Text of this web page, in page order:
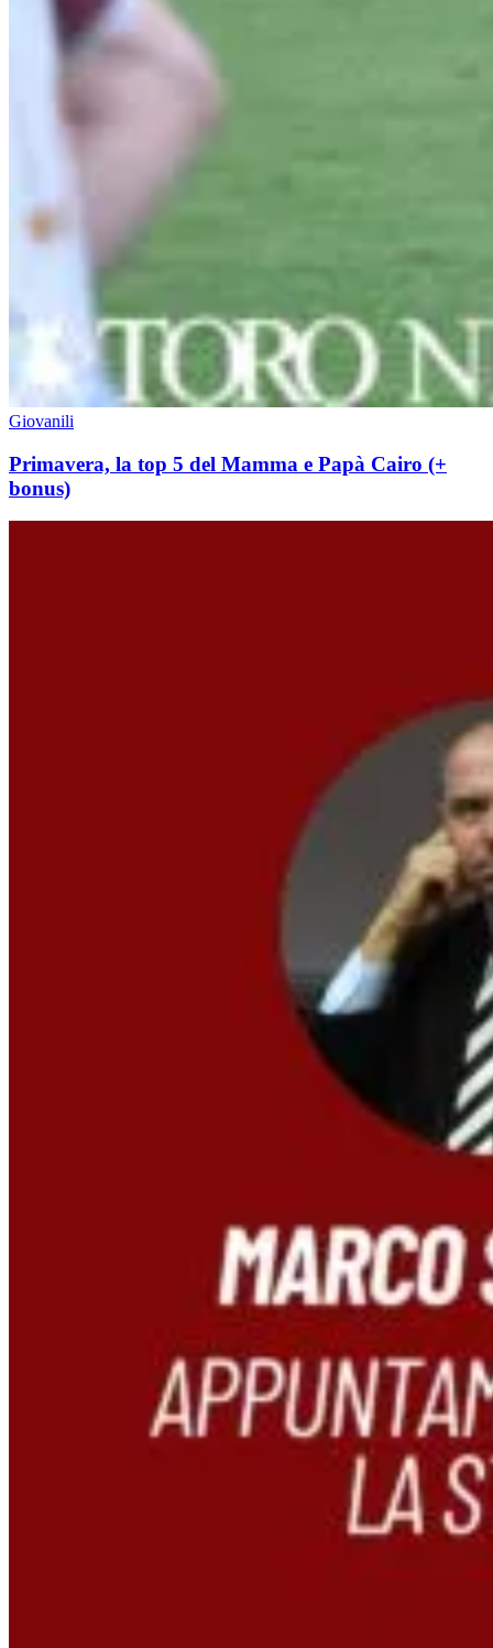
Giovanili
Primavera, la top 5 del Mamma e Papà Cairo (+
bonus)